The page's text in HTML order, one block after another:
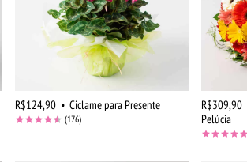
R$124,90 • Ciclame para Presente
(176)
R$309,90
Pelúcia